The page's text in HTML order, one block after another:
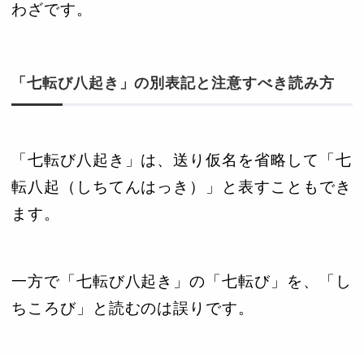
わざです。
「七転び八起き」の別表記と注意すべき読み方
「七転び八起き」は、送り仮名を省略して「七
転八起（しちてんはっき）」と表すこともでき
ます。
一方で「七転び八起き」の「七転び」を、「し
ちころび」と読むのは誤りです。